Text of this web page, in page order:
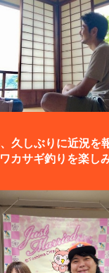
久しぶりに近況を
カサギ釣りを楽し